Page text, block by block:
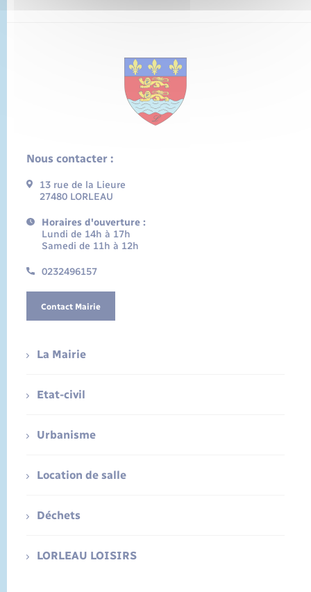
Nous contacter :
13 rue de la Lieure
27480 LORLEAU
Horaires d'ouverture :
Lundi de 14h à 17h
Samedi de 11h à 12h
0232496157
Contact Mairie
La Mairie
Etat-civil
Urbanisme
Location de salle
Déchets
LORLEAU LOISIRS